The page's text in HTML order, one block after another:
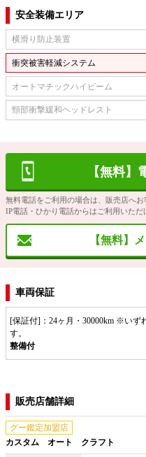
安全装備エリア
横滑り防止装置
衝突被害軽減システム
オートマチックハイビーム
頸部衝撃緩和ヘッドレスト
【無料】
無料電話をご利用の場合は、販売店へお
IP電話・ひかり電話からはご利用いただ
【無料】
車両保証
[保証付]：24ヶ月・30000km ※いず
す。
整備付
販売店舗詳細
グー鑑定加盟店
カスタム オート クラフト